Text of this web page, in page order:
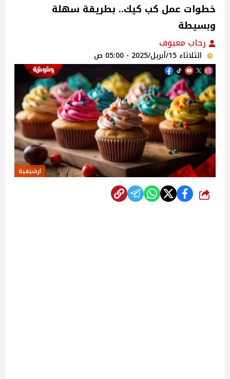
خطوات عمل كب كيك.. بطريقة سهلة
وبسيطة
رحاب معيوف
الثلاثاء 15/أبريل/2025 - 05:00 ص
ارشيفية
شارك